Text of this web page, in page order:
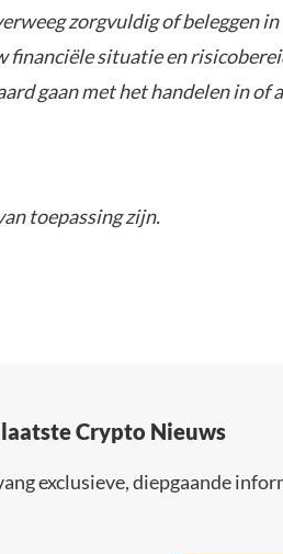
zorgvuldig of beleggen in
financiële situatie en
gaan met het handelen in of
toepassing zijn.
Crypto Nieuws
exclusieve, diepgaande